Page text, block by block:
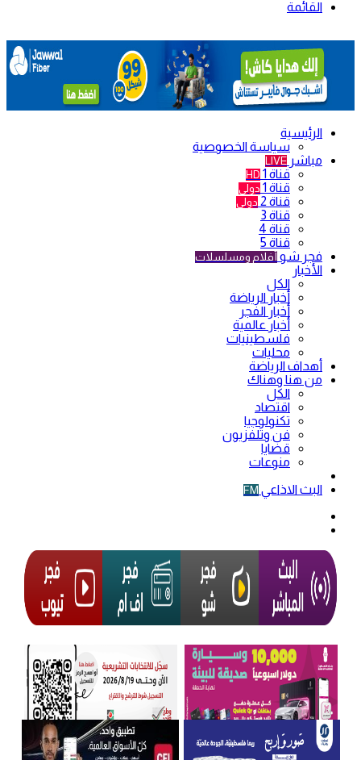
القائمة
الرئيسية
سياسة الخصوصية
مباشر LIVE
قناة 1 HD
قناة 1 دولي
قناة 2 دولي
قناة 3
قناة 4
قناة 5
فجر شو أفلام ومسلسلات
الأخبار
الكل
أخبار الرياضة
أخبار الفجر
أخبار عالمية
فلسطينيات
محليات
أهداف الرياضة
من هنا وهناك
الكل
اقتصاد
تكنولوجيا
فن وتلفزيون
قضايا
منوعات
البث الاذاعي FM